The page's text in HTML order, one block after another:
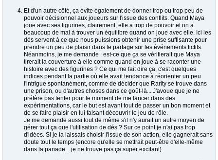
Et d'un autre côté, ça évite également de donner trop ou trop peu de
pouvoir décisionnel aux joueurs sur l'issue des conflits. Quand Maya
joue avec ses figurines, clairement, elle a trop de pouvoir et on a
beaucoup de mal à trouver un équilibre quand on joue avec elle. Ici les
dés servent à ce que nous puissions obtenir une prise suffisante pour
prendre un peu de plaisir dans le partage sur les événements fictifs.
Néanmoins, je me demande : est-ce que ça se vérifierait que Maya
tirerait la couverture à elle comme quand on joue à se raconter une
histoire avec des figurines ? Ce qui me fait dire ça, c'est quelques
indices pendant la partie où elle avait tendance à réorienter un peu
l'intrigue spontanément, comme de décider que Rarity se trouve dans
une prison, ou d'autres choses dans ce goût-là... J'avoue que je ne
préfère pas tenter pour le moment de me lancer dans des
expérimentations, car le but est avant tout de passer un bon moment et
de se faire plaisir en lui faisant découvrir le jeu de rôle.
Je me demande aussi tout de même s'il n'y aurait un autre moyen de
gérer tout ça que l'utilisation de dés ? Sur ce point je n'ai pas trop
d'idées. Si je la laissais choisir l'issue de son action, elle gagnerait sans
doute tout le temps (encore qu'elle se mettrait peut-être d'elle-même
dans la panade... je ne trouve pas ça super excitant).